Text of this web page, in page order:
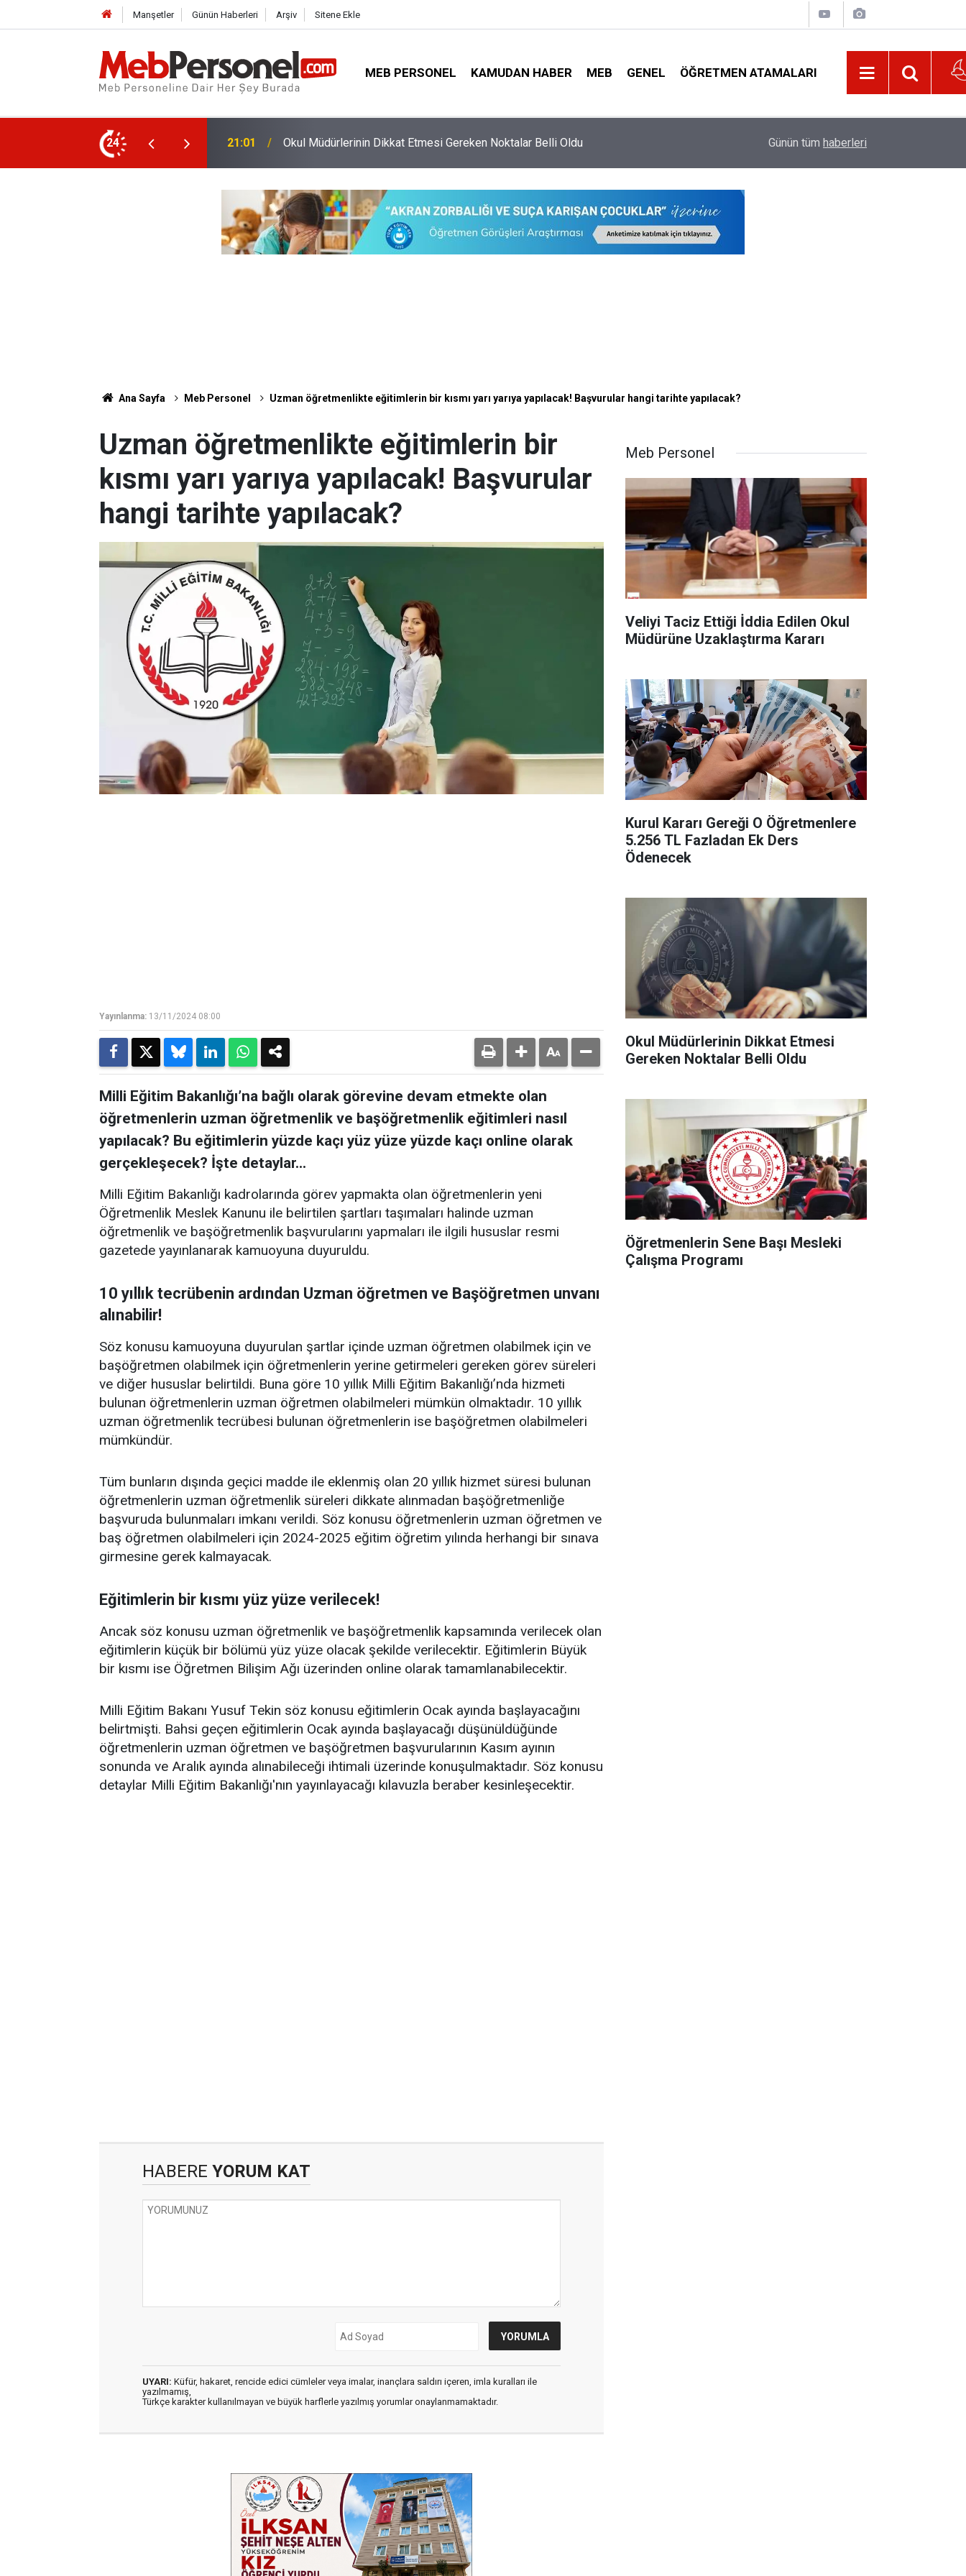
Manşetler Günün Haberleri Arşiv Sitene Ekle
MEB PERSONEL KAMUDAN HABER MEB GENEL ÖĞRETMEN ATAMALARI
24
Noktalar Belli Oldu 20:32 Öğretmenlerin Sene Başı Mesleki Çalışma Programı Günün tüm haberleri
Ana Sayfa Meb Personel Uzman öğretmenlikte eğitimlerin bir kısmı yarı yarıya yapılacak! Başvurular hangi tarihte yapılacak?
Uzman öğretmenlikte eğitimlerin bir
kısmı yarı yarıya yapılacak! Başvurular
hangi tarihte yapılacak?
Yayınlanma: 13/11/2024 08:00
Milli Eğitim Bakanlığı’na bağlı olarak görevine devam etmekte olan
öğretmenlerin uzman öğretmenlik ve başöğretmenlik eğitimleri nasıl
yapılacak? Bu eğitimlerin yüzde kaçı yüz yüze yüzde kaçı online olarak
gerçekleşecek? İşte detaylar…
Milli Eğitim Bakanlığı kadrolarında görev yapmakta olan öğretmenlerin yeni
Öğretmenlik Meslek Kanunu ile belirtilen şartları taşımaları halinde uzman
öğretmenlik ve başöğretmenlik başvurularını yapmaları ile ilgili hususlar resmi
gazetede yayınlanarak kamuoyuna duyuruldu.
10 yıllık tecrübenin ardından Uzman öğretmen ve Başöğretmen unvanı
alınabilir!
Söz konusu kamuoyuna duyurulan şartlar içinde uzman öğretmen olabilmek için ve
başöğretmen olabilmek için öğretmenlerin yerine getirmeleri gereken görev süreleri
ve diğer hususlar belirtildi. Buna göre 10 yıllık Milli Eğitim Bakanlığı’nda hizmeti
bulunan öğretmenlerin uzman öğretmen olabilmeleri mümkün olmaktadır. 10 yıllık
uzman öğretmenlik tecrübesi bulunan öğretmenlerin ise başöğretmen olabilmeleri
mümkündür.
Tüm bunların dışında geçici madde ile eklenmiş olan 20 yıllık hizmet süresi bulunan
öğretmenlerin uzman öğretmenlik süreleri dikkate alınmadan başöğretmenliğe
başvuruda bulunmaları imkanı verildi. Söz konusu öğretmenlerin uzman öğretmen ve
baş öğretmen olabilmeleri için 2024-2025 eğitim öğretim yılında herhangi bir sınava
girmesine gerek kalmayacak.
Eğitimlerin bir kısmı yüz yüze verilecek!
Ancak söz konusu uzman öğretmenlik ve başöğretmenlik kapsamında verilecek olan
eğitimlerin küçük bir bölümü yüz yüze olacak şekilde verilecektir. Eğitimlerin Büyük
bir kısmı ise Öğretmen Bilişim Ağı üzerinden online olarak tamamlanabilecektir.
Milli Eğitim Bakanı Yusuf Tekin söz konusu eğitimlerin Ocak ayında başlayacağını
belirtmişti. Bahsi geçen eğitimlerin Ocak ayında başlayacağı düşünüldüğünde
öğretmenlerin uzman öğretmen ve başöğretmen başvurularının Kasım ayının
sonunda ve Aralık ayında alınabileceği ihtimali üzerinde konuşulmaktadır. Söz konusu
detaylar Milli Eğitim Bakanlığı'nın yayınlayacağı kılavuzla beraber kesinleşecektir.
HABERE YORUM KAT
UYARI: Küfür, hakaret, rencide edici cümleler veya imalar, inançlara saldırı içeren, imla kuralları ile
yazılmamış,
Türkçe karakter kullanılmayan ve büyük harflerle yazılmış yorumlar onaylanmamaktadır.
Meb Personel
Veliyi Taciz Ettiği İddia Edilen Okul
Müdürüne Uzaklaştırma Kararı
Kurul Kararı Gereği O Öğretmenlere
5.256 TL Fazladan Ek Ders
Ödenecek
Okul Müdürlerinin Dikkat Etmesi
Gereken Noktalar Belli Oldu
Öğretmenlerin Sene Başı Mesleki
Çalışma Programı